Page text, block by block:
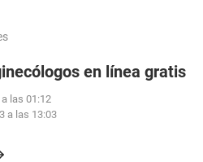
en línea gratis
las 01:12
a las 13:03